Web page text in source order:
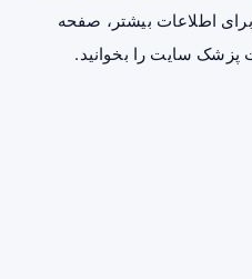
اطلاعات بیشتر، صفحه
پزشک سایت را بخوانید.